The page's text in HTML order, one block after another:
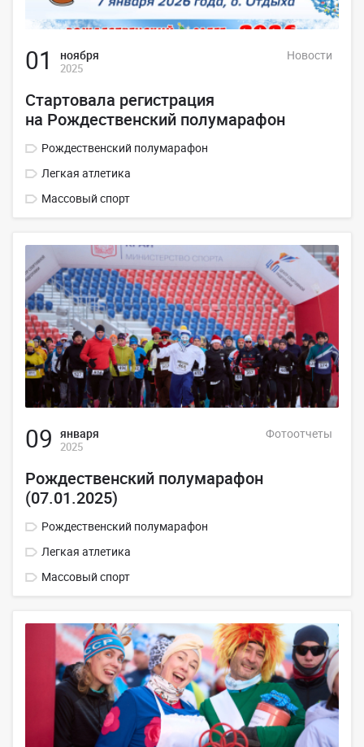
01 ноября
2025
Новости
Стартовала регистрация
на Рождественский полумарафон
Рождественский полумарафон
Легкая атлетика
Массовый спорт
09 января
2025
Фотоотчеты
Рождественский полумарафон
(07.01.2025)
Рождественский полумарафон
Легкая атлетика
Массовый спорт